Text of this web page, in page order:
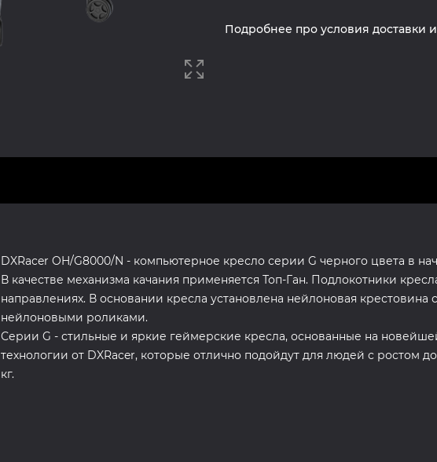
Подробнее про условия доставки
DXRacer OH/G8000/N - компьютерное кресло серии G черного цвета в
В качестве механизма качания применяется Топ-Ган. Подлокотники
направлениях. В основании кресла установлена нейлоновая
нейлоновыми роликами.
Серии G - стильные и яркие геймерские кресла, основанные на
технологии от DXRacer, которые отлично подойдут для людей с ростом
кг.